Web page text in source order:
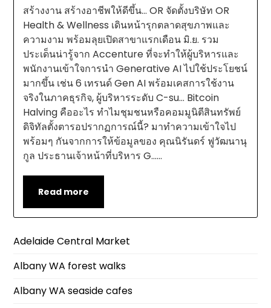
สร้างงาน สร้างอาชีพให้ดีขึ้น… OR จัดตั้งบริษัท OR
Health & Wellness เดินหน้ารุกตลาดสุขภาพและ
ความงาม พร้อมลุยเปิดสาขาแรกเดือน มิ.ย. รวม
ประเด็นน่ารู้จาก Accenture ที่จะทำให้ผู้บริหารและ
พนักงานเข้าใจการนำ Generative AI ไปใช้ประโยชน์
มากขึ้น เช่น 6 เทรนด์ Gen AI พร้อมเคสการใช้งาน
จริงในภาคธุรกิจ, ผู้บริหารระดับ C-su… Bitcoin
Halving คืออะไร ทำไมชุมชนหรือคอมมูนิตีสินทรัพย์
ดิจิทัลตั้งตารอปรากฏการณ์นี้? มาทำความเข้าใจไป
พร้อมๆ กันจากการให้ข้อมูลของ คุณนิรันดร์ ฟูวัฒนานุ
กูล ประธานเจ้าหน้าที่บริหาร G……
Read more
Adelaide Central Market
Albany WA forest walks
Albany WA seaside cafes